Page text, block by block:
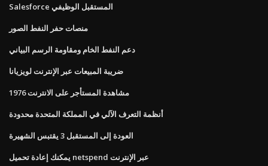
Salesforce المستقبل الوظيفي
منصات حفر النفط الصور
دعم النفط الخام ومقاومة الرسم البياني
ضريبة المبيعات عبر الإنترنت لويزيانا
مشاهدة المستأجر على الانترنت 1976
أنظمة التعرف الآلي في المملكة المتحدة محدودة
العودة إلى المستقبل 3 يقتبس الشهيرة
يمكنك إعادة تحميل netspend عبر الإنترنت